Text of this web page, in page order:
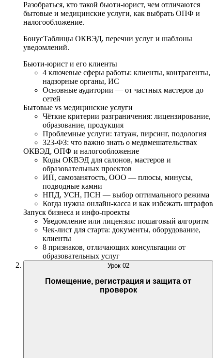
Разобраться, кто такой бьюти-юрист, чем отличаются
бытовые и медицинские услуги, как выбрать ОПФ и
налогообложение.
БонусТаблицы ОКВЭД, перечни услуг и шаблоны
уведомлений.
Бьюти-юрист и его клиенты
4 ключевые сферы работы: клиенты, контрагенты,
надзорные органы, ИС
Основные аудитории — от частных мастеров до
сетей
Бытовые vs медицинские услуги
Чёткие критерии разграничения: лицензирование,
образование, продукция
Проблемные услуги: татуаж, пирсинг, подология
323-ФЗ: что важно знать о медвмешательствах
ОКВЭД, ОПФ и налогообложение
Коды ОКВЭД для салонов, мастеров и
образовательных проектов
ИП, самозанятость, ООО — плюсы, минусы,
подводные камни
НПД, УСН, ПСН — выбор оптимального режима
Когда нужна онлайн-касса и как избежать штрафов
Запуск бизнеса и инфо-проекты
Уведомление или лицензия: пошаговый алгоритм
Чек-лист для старта: документы, оборудование,
клиенты
8 признаков, отличающих консультации от
образовательных услуг
Урок 02
Помещение, регистрация и защита от
проверок